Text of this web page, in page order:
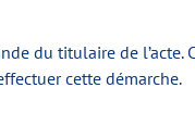
du titulaire de l’acte.
cette démarche.